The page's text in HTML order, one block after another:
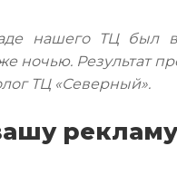
нашего ТЦ был
ночью. Результат
ТЦ «Северный».